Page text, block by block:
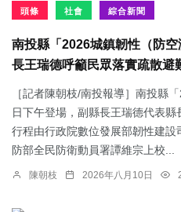
頭條 社會 綜合新聞
南投縣「2026城鎮韌性（防
長王瑞德呼籲民眾落實疏散避
［記者陳朝枝/南投報導］南投縣
日下午登場，副縣長王瑞德代表
行程由行政院數位發展部韌性建
防部全民防衛動員署譚維宗上校...
陳朝枝 2026年八月10日